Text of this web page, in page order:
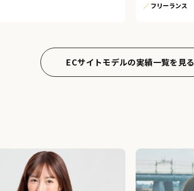
フリーランス
ECサイトモデルの実績一覧を見る